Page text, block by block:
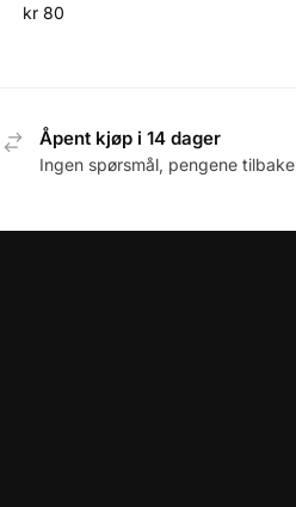
kr80
Åpent kjøp i 14 dager
Ingen spørsmål, pengene tilbake